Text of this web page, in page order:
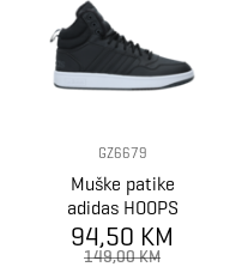
GZ6679
Muške patike
adidas HOOPS
3.0 MID WTR
94,50 KM
149,00 KM